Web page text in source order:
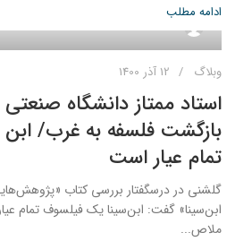
ادامه مطلب
admin
وبلاگ 12 آذر 1400
استاد ممتاز دانشگاه
بازگشت فلسفه به غرب/
تمام عیار است
گلشنی در درسگفتار بررسی کتاب
ابن‌سینا» گفت: ابن‌سینا یک فیلسوف تمام
ملاص...